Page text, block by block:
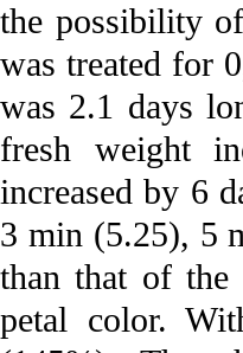
the possibility
was treated for
was 2.1 days
fresh weight
increased by 6
3 min (5.25), 5
than that of
petal color.